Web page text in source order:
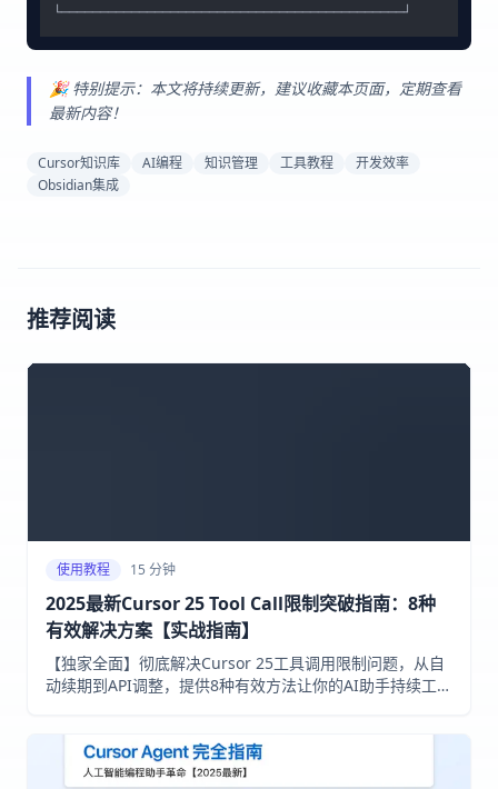
🎉 特别提示：本文将持续更新，建议收藏本页面，定期查看
最新内容！
Cursor知识库 AI编程 知识管理 工具教程
开发效率
Obsidian集成
推荐阅读
使用教程 15 分钟
2025最新Cursor 25 Tool Call限制突破指南：8种
有效解决方案【实战指南】
【独家全面】彻底解决Cursor 25工具调用限制问题，从自
动续期到API调整，提供8种有效方法让你的AI助手持续工